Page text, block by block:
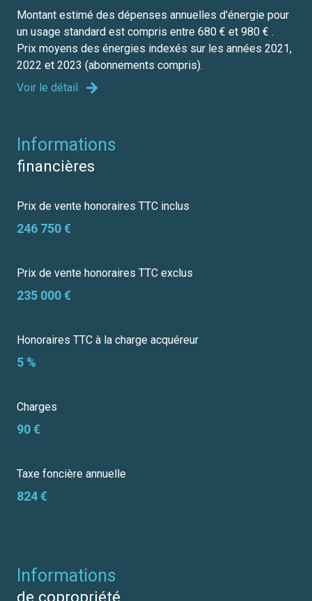
Montant estimé des dépenses annuelles d'énergie pour
un usage standard est compris entre 680 € et 980 € .
Prix moyens des énergies indexés sur les années 2021,
2022 et 2023 (abonnements compris).
Voir le détail
informations
financières
Prix de vente honoraires TTC inclus
246 750 €
Prix de vente honoraires TTC exclus
235 000 €
Honoraires TTC à la charge acquéreur
5 %
Charges
90 €
Taxe foncière annuelle
824 €
informations
de copropriété